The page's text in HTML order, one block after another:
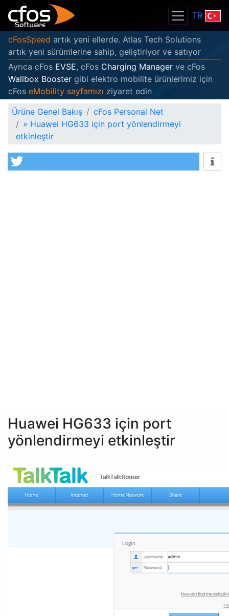
TR
cFosSpeed artık yeni ellerde. Atlas Tech Solutions
artık yeni sürümlerine sahip, geliştiriyor ve satıyor
Ayrıca cFos EVSE, cFos Charging Manager ve cFos
Wallbox Booster gibi elektro mobilite ürünlerimiz için
cFos eMobility sayfamızı ziyaret edin
Ürüne Genel Bakış
cFos Personal Net
» Huawei HG633 için port yönlendirmeyi
etkinleştir
Huawei HG633 için port
yönlendirmeyi etkinleştir